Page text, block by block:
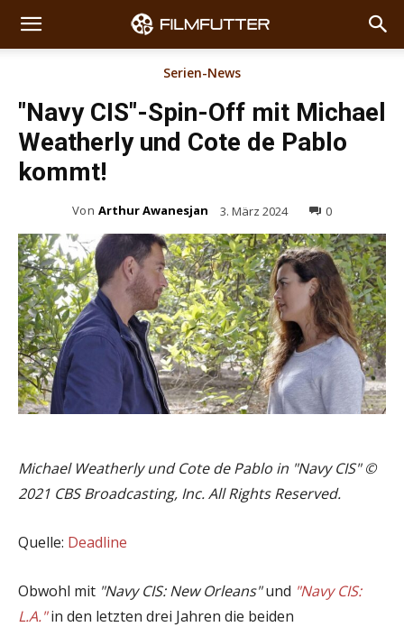
Serien-News
"Navy CIS"-Spin-Off mit Michael
Weatherly und Cote de Pablo
kommt!
Von Arthur Awanesjan 3. März 2024 0
Michael Weatherly und Cote de Pablo in "Navy CIS" ©
2021 CBS Broadcasting, Inc. All Rights Reserved.
Quelle: Deadline
Obwohl mit "Navy CIS: New Orleans"und "Navy CIS:
L.A."in den letzten drei Jahren die beiden